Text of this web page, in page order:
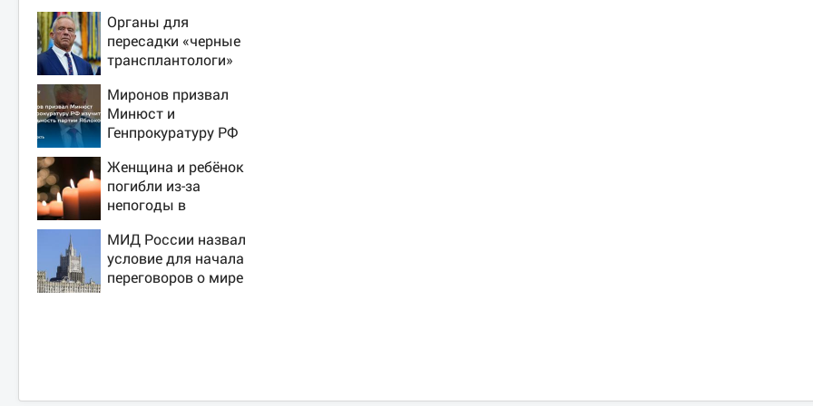
Органы для
пересадки «черные
трансплантологи»
живых пациентов
Миронов призвал
Минюст и
Генпрокуратуру РФ
деятельность
партии Яблоко
Женщина и ребёнок
погибли из-за
непогоды в
МИД России назвал
условие для начала
переговоров о мире